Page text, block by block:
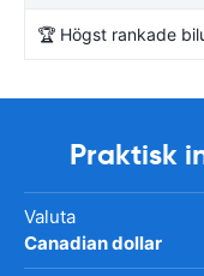
🏆 Högst rankade
Praktisk
Valuta
Canadian dollar